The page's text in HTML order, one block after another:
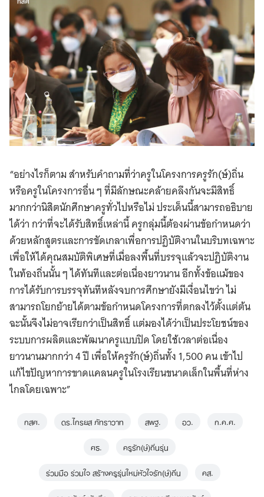
“อย่างไรก็ตาม สำหรับคำถามที่ว่าครูในโครงการครูรัก(ษ์)ถิ่น
หรือครูในโครงการอื่น ๆ ที่มีลักษณะคล้ายคลึงกันจะมีสิทธิ์
มากกว่านิสิตนักศึกษาครูทั่วไปหรือไม่ ประเด็นนี้สามารถอธิบาย
ได้ว่า กว่าที่จะได้รับสิทธิ์เหล่านี้ ครูกลุ่มนี้ต้องผ่านข้อกำหนดว่า
ด้วยหลักสูตรและการขัดเกลาเพื่อการปฏิบัติงานในบริบทเฉพาะ
เพื่อให้ได้คุณสมบัติพิเศษที่เมื่อลงพื้นที่บรรจุแล้วจะปฏิบัติงาน
ในท้องถิ่นนั้น ๆ ได้ทันทีและต่อเนื่องยาวนาน อีกทั้งข้อแม้ของ
การได้รับการบรรจุทันทีหลังจบการศึกษายังมีเงื่อนไขว่า ไม่
สามารถโยกย้ายได้ตามข้อกำหนดโครงการที่ตกลงไว้ตั้งแต่ต้น
ฉะนั้นจึงไม่อาจเรียกว่าเป็นสิทธิ์ แต่มองได้ว่าเป็นประโยชน์ของ
ระบบการผลิตและพัฒนาครูแบบปิด โดยใช้เวลาต่อเนื่อง
ยาวนานมากกว่า 4 ปี เพื่อให้ครูรัก(ษ์)ถิ่นทั้ง 1,500 คน เข้าไป
แก้ไขปัญหาการขาดแคลนครูในโรงเรียนขนาดเล็กในพื้นที่ห่าง
ไกลโดยเฉพาะ”
กสศ. ดร.ไกรยส ภัทราวาท สพฐ. อว.
ก.ค.ศ.
ศธ.
ครูรัก(ษ์)ถิ่นรุ่น
ร่วมมือ ร่วมใจ สร้างครูรุ่นใหม่หัวใจรัก(ษ์)ถิ่น
คส.